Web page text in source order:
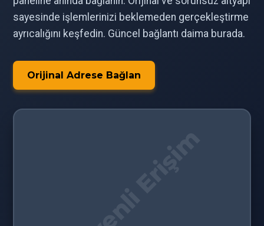
sayesinde işlemlerinizi beklemeden gerçekleştirme
ayrıcalığını keşfedin. Güncel bağlantı daima burada.
Orijinal Adrese Bağlan